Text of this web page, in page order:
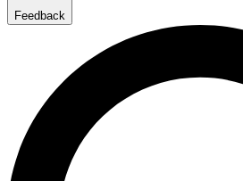
Feedback